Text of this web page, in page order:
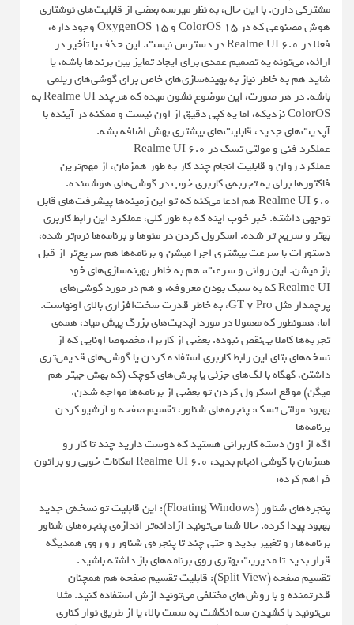
مشترکی دارن. با این حال، به نظر میرسه بعضی از قابلیت‌های نوشتاری
هوش مصنوعی که در ColorOS 15 و OxygenOS 15 وجود داره،
فعلا در Realme UI 6.0 در دسترس نیست. این حذف یا تأخیر در
ارائه، می‌تونه یه تصمیم عمدی برای ایجاد تمایز بین برندها باشه، یا
شاید هم به خاطر نیاز به بهینه‌سازی‌های خاص برای گوشی‌های ریلمی
باشه. در هر صورت، این موضوع نشون میده که هرچند Realme UI به
ColorOS نزدیکه، اما یه کپی دقیق از اون نیست و ممکنه در آینده با
آپدیت‌های جدید، قابلیت‌های بیشتری بهش اضافه بشه.
عملکرد فنی و مولتی تسک در Realme UI 6.0
عملکرد روان و قابلیت انجام چند کار به طور همزمان، از مهم‌ترین
فاکتورها برای یه تجربه‌ی کاربری خوب در گوشی‌های هوشمنده.
Realme UI 6.0 هم ادعا می‌کنه که تو این زمینه‌ها پیشرفت‌های قابل
توجهی داشته. خبر خوب اینه که به طور کلی، عملکرد این رابط کاربری
بهتر و سریع تر شده. اسکرول کردن در منوها و برنامه‌ها نرم‌تر شده،
دستورات با سرعت بیشتری اجرا میشن و برنامه‌ها هم سریع‌تر از قبل
باز میشن. این روانی و سرعت، هم به خاطر بهینه‌سازی‌های خود
Realme UI که به سبک بودن معروفه، و هم در مورد گوشی‌های
پرچمدار مثل GT 7 Pro، به خاطر قدرت سخت‌افزاری بالای اونهاست.
اما، همونطور که معمولا در مورد آپدیت‌های بزرگ پیش میاد، همه‌ی
تجربه‌ها کاملا بی‌نقص نبوده. بعضی از کاربرا، مخصوصا اونایی که از
نسخه‌های بتای این رابط کاربری استفاده کردن یا گوشی‌های قدیمی‌تری
داشتن، گهگاه با لگ‌های جزئی یا پرش‌های کوچک (که بهش جیتر هم
میگن) موقع اسکرول کردن تو بعضی از برنامه‌ها مواجه شدن.
بهبود مولتی تسک: پنجره‌های شناور، تقسیم صفحه و آرشیو کردن
برنامه‌ها
اگه از اون دسته کاربرانی هستید که دوست دارید چند تا کار رو
همزمان با گوشی انجام بدید، Realme UI 6.0 امکانات خوبی رو براتون
فراهم کرده:
پنجره‌های شناور (Floating Windows): این قابلیت تو نسخه‌ی جدید
بهبود پیدا کرده. حالا شما می‌تونید آزادانه‌تر اندازه‌ی پنجره‌های شناور
برنامه‌ها رو تغییر بدید و حتی چند تا پنجره‌ی شناور رو روی همدیگه
قرار بدید تا مدیریت بهتری روی برنامه‌های باز داشته باشید.
تقسیم صفحه (Split View): قابلیت تقسیم صفحه هم همچنان
قدرتمنده و با روش‌های مختلفی می‌تونید ازش استفاده کنید. مثلا
می‌تونید با کشیدن سه انگشت به سمت بالا، یا از طریق نوار کناری